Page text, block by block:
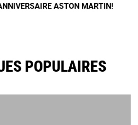
ASTON MARTIN!
POPULAIRES